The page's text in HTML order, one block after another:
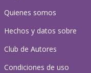
Quienes somos
Hechos y datos sobre
Club de Autores
Condiciones de uso